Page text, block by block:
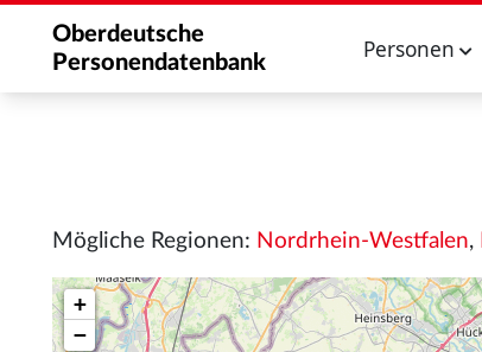
Oberdeutsche
Personendatenbank
Personen
Mögliche Regionen: Nordrhein-Westfalen,
+
−